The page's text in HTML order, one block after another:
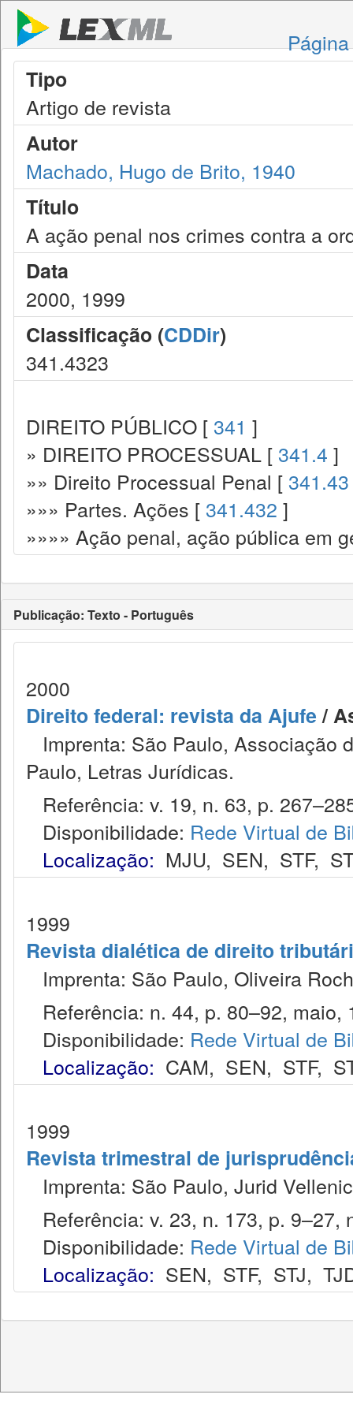
Tipo
Artigo de revista
Autor
Machado, Hugo de Brito, 1940
Título
A ação penal nos crimes contra a
Data
2000, 1999
Classificação (CDDir)
341.4323
DIREITO PÚBLICO [ 341 ]
» DIREITO PROCESSUAL [ 341.4 ]
»» Direito Processual Penal [ 341.43
»»» Partes. Ações [ 341.432 ]
»»»» Ação penal, ação pública em
Publicação: Texto - Português
2000
Direito federal: revista da Ajufe/
Imprenta: São Paulo, Associação
Paulo, Letras Jurídicas.
Referência: v. 19, n. 63, p.
Disponibilidade: Rede Virtual de
Localização: MJU, SEN, STF,
1999
Revista dialética de direito
Imprenta: São Paulo, Oliveira
Referência: n. 44, p. 80–92, maio,
Disponibilidade: Rede Virtual de
Localização: CAM, SEN, STF,
1999
Revista trimestral de
Imprenta: São Paulo, Jurid
Referência: v. 23, n. 173, p. 9–27,
Disponibilidade: Rede Virtual de
Localização: SEN, STF, STJ,